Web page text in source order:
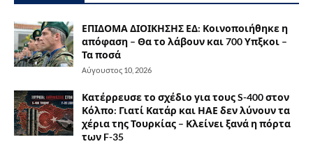
ΕΠΙΔΟΜΑ ΔΙΟΙΚΗΣΗΣ ΕΔ: Κοινοποιήθηκε η
απόφαση – Θα το λάβουν και 700 Υπξκοι –
Τα ποσά
Αύγουστος 10, 2026
Κατέρρευσε το σχέδιο για τους S-400 στον
Κόλπο: Γιατί Κατάρ και ΗΑΕ δεν λύνουν τα
χέρια της Τουρκίας – Κλείνει ξανά η πόρτα
των F-35